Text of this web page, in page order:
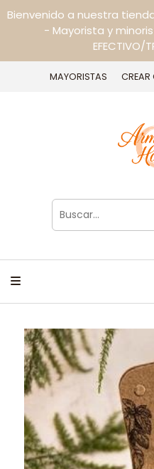
Bienvenido a nuestra
- Mayorista y
EFECTIVO/
MAYORISTAS CREAR